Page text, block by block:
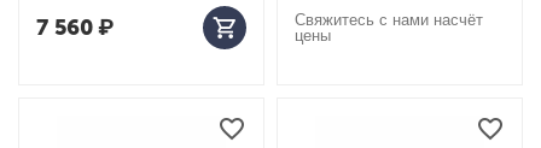
7 560₽
Свяжитесь с нами насчёт
цены